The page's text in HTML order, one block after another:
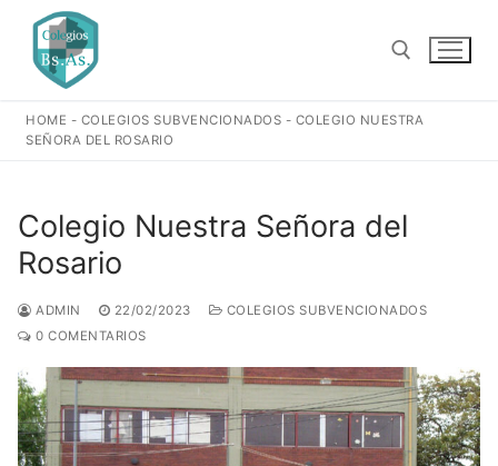
contenido
HOME - COLEGIOS SUBVENCIONADOS - COLEGIO NUESTRA
SEÑORA DEL ROSARIO
Colegio Nuestra Señora del
Rosario
ADMIN 22/02/2023
COLEGIOS SUBVENCIONADOS
0 COMENTARIOS